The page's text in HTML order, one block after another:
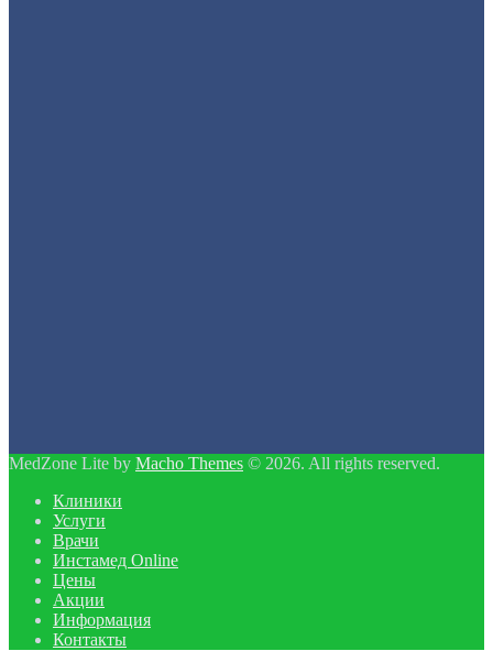
MedZone Lite by Macho Themes © 2026. All rights reserved.
Клиники
Услуги
Врачи
Инстамед Online
Цены
Акции
Информация
Контакты